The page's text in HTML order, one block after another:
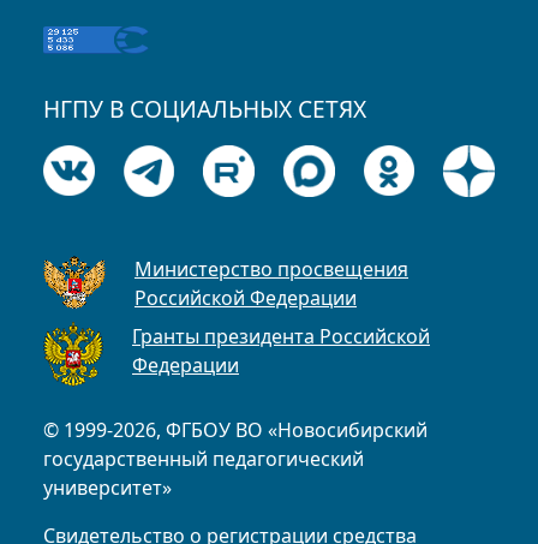
© 1999-2026, ФГБОУ ВО «Новосибирский
государственный педагогический
университет»
Свидетельство о регистрации средства
НГПУ В СОЦИАЛЬНЫХ СЕТЯХ
Министерство просвещения
Российской Федерации
Гранты президента Российской
Федерации